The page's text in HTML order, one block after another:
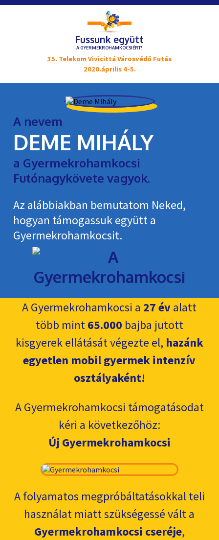
Fussunk együtt
A GYERMEKROHAMKOCSIÉRT!
35. Telekom Vivicittá Városvédő Futás
2020.április 4-5.
A nevem
DEME MIHÁLY
a Gyermekrohamkocsi
Futónagykövete vagyok.
Az alábbiakban bemutatom Neked,
hogyan támogassuk együtt a
Gyermekroham­kocsit.
A Gyermekrohamkocsi a 27 évalatt
több mint65.000 bajba jutott
kisgyerek ellátását végezte el, hazánk
egyetlen mobil gyermek intenzív
osztályaként!
A Gyermekrohamkocsi támogatásodat
kéri a következőhöz:
Új Gyermekrohamkocsi
A folyamatos megpróbáltatásokkal teli
használat miatt szükségessé vált a
Gyermekrohamkocsi cseréje,